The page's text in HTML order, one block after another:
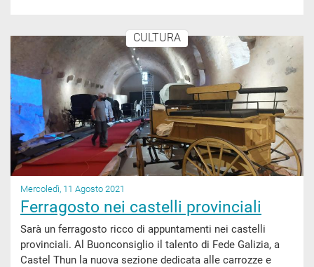
CULTURA
Mercoledì, 11 Agosto 2021
Ferragosto nei castelli provinciali
Sarà un ferragosto ricco di appuntamenti nei castelli
provinciali. Al Buonconsiglio il talento di Fede Galizia, a
Castel Thun la nuova sezione dedicata alle carrozze e